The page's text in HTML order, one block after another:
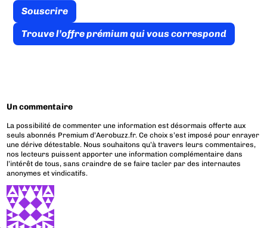
Souscrire
Trouve l’offre prémium qui vous correspond
Un commentaire
La possibilité de commenter une information est désormais offerte aux
seuls abonnés Premium d’Aerobuzz.fr. Ce choix s’est imposé pour enrayer
une dérive détestable. Nous souhaitons qu’à travers leurs commentaires,
nos lecteurs puissent apporter une information complémentaire dans
l’intérêt de tous, sans craindre de se faire tacler par des internautes
anonymes et vindicatifs.